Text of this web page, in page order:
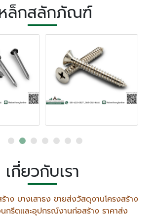
ล็กสลักภัณฑ์
เกี่ยวกับเรา
าง บางเสาธง ขายส่งวัสดุงานโครงสร้าง
รีตและอุปกรณ์งานก่อสร้าง ราคาส่ง